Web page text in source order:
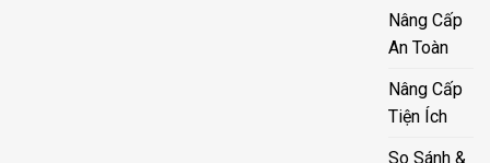
Nâng Cấp
An Toàn
Nâng Cấp
Tiện Ích
So Sánh &